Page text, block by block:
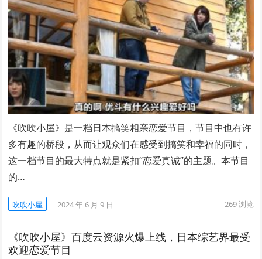
《吹吹小屋》是一档日本搞笑相亲恋爱节目，节目中也有许
多有趣的桥段，从而让观众们在感受到搞笑和幸福的同时，
这一档节目的最大特点就是紧扣“恋爱真诚”的主题。本节目
的…
吹吹小屋 2024 年 6 月 9 日 269浏览
《吹吹小屋》百度云资源火爆上线，日本综艺界最受
欢迎恋爱节目